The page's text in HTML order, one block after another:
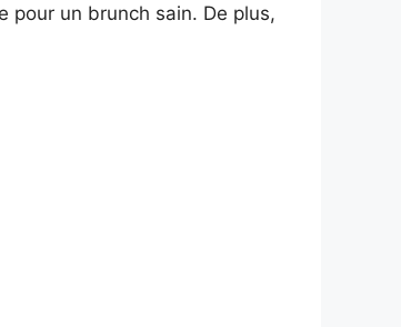
pour un brunch sain. De plus,